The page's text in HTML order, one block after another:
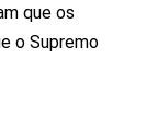
que os
o Supremo